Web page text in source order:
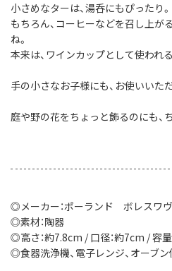
小さめなターは、湯呑にもぴったり。
もちろん、コーヒーなどを召し上が
ね。
本来は、ワインカップとして使われ
手の小さなお子様にも、お使いいた
庭や野の花をちょっと飾るのにも、
◎メーカー：ポーランド ボレスワヴ
◎素材：陶器
◎高さ：約7.8cm / 口径：約7cm / 容
◎食器洗浄機、電子レンジ、オーブン